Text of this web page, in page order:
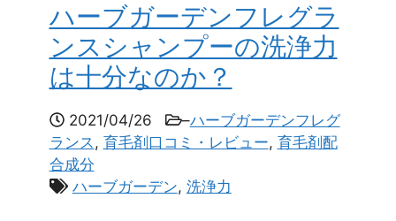
ハーブガーデンフレグラ
ンスシャンプーの洗浄力
は十分なのか？
2021/04/26 –ハーブガーデンフレグ
ランス, 育毛剤口コミ・レビュー, 育毛剤配
合成分
ハーブガーデン, 洗浄力